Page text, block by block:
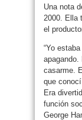
Una nota
2000. Ella
el
“Yo
apagando.
casarme.
que
Era
función
George